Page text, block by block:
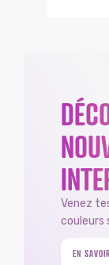
Venez
couleurs
EN